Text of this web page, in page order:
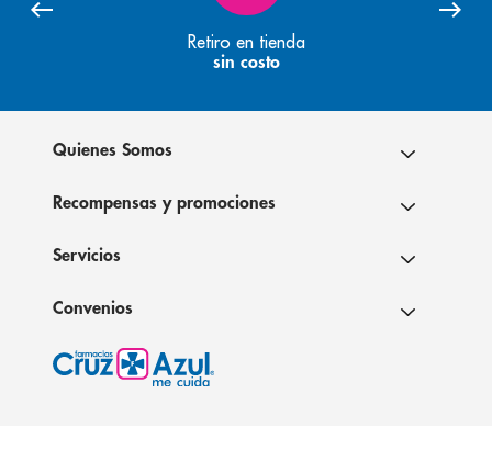
Retiro en tienda
sin costo
Quienes Somos
Recompensas y promociones
Servicios
Convenios